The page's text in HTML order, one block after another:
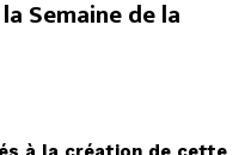
Semaine de la